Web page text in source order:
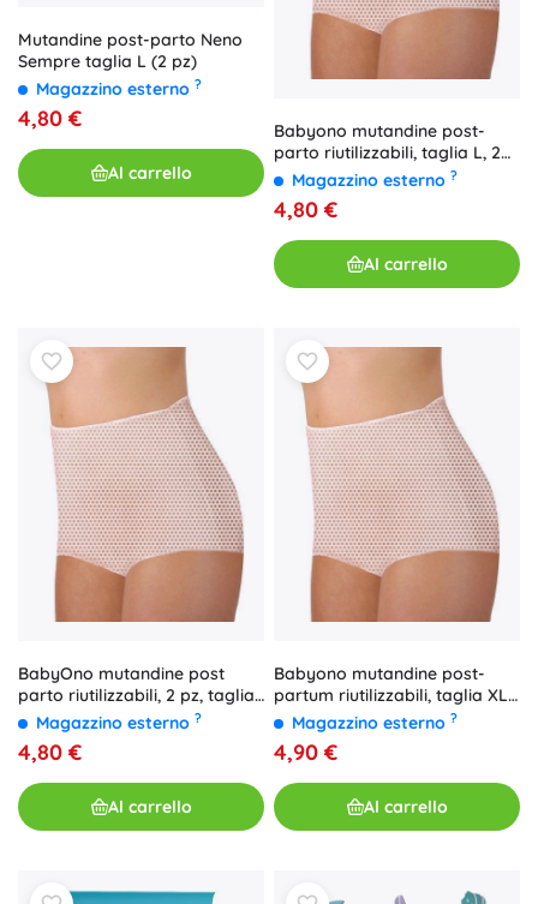
Mutandine post-parto Neno
Sempre taglia L (2 pz)
Magazzino esterno ?
4,80 €
Al carrello
Babyono mutandine post-
parto riutilizzabili, taglia L, 2
pz Magazzino esterno ?
4,80 €
Al carrello
BabyOno mutandine post
parto riutilizzabili, 2 pz, taglia
M Magazzino esterno ?
4,80 €
Al carrello
Babyono mutandine post-
partum riutilizzabili, taglia XL
(2 pz)
Magazzino esterno ?
4,90 €
Al carrello